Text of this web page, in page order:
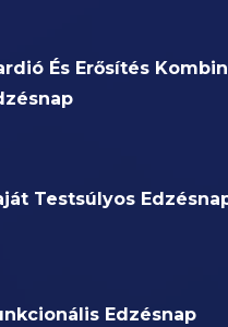
És Erősítés
Testsúlyos
Edzésnap